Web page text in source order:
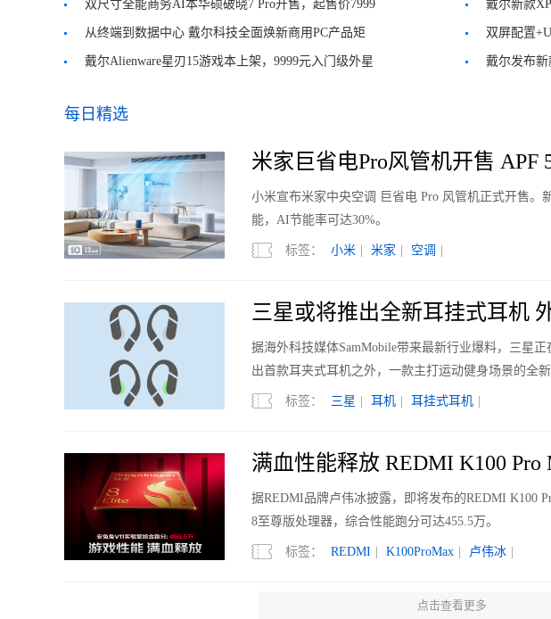
起 刷屏
双尺寸全能商务AI本华硕破晓7 Pro开售，起售价7999
元
戴尔新款
机型
从终端到数据中心 戴尔科技全面焕新商用PC产品矩
阵
双屏配置
戴尔Alienware星刃15游戏本上架，9999元入门级外星 戴尔发布新
每日精选
米家巨省电Pro风管机开售 APF
小米宣布米家中央空调 巨省电 Pro 风管机正式开售。
能，AI节能率可达30%。
标签： 小米 米家 空调
三星或将推出全新耳挂式耳机
据海外科技媒体SamMobile带来最新行业爆料，三星
出首款耳夹式耳机之外，一款主打运动健身场景的全
标签： 三星 耳机 耳挂式耳机
满血性能释放 REDMI K100 Pro
据REDMI品牌卢伟冰披露，即将发布的REDMI K100
8至尊版处理器，综合性能跑分可达455.5万。
标签： REDMI K100ProMax 卢伟冰
ChinaJoy2026高通骁龙主题馆逛
点击查看更多